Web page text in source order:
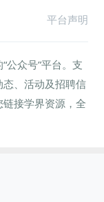
平台声明
公众号”平台。支
、活动及招聘信
接学界资源，全